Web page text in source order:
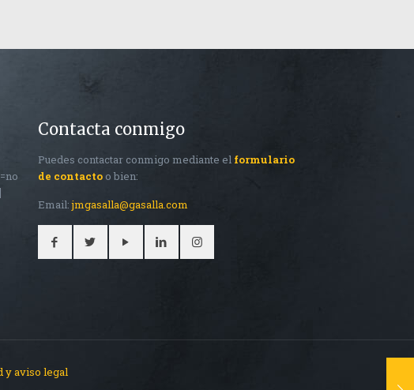
Contacta conmigo
Puedes contactar conmigo mediante el formulario
de contactoo bien:
Email:jmgasalla@gasalla.com
y aviso legal